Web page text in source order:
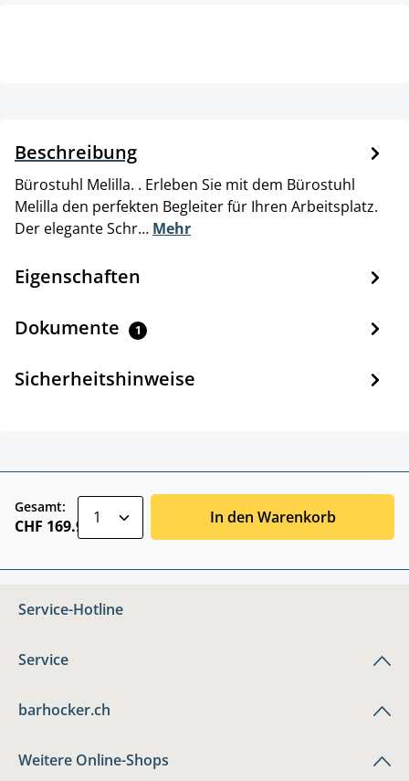
Beschreibung
Bürostuhl Melilla. . Erleben Sie mit dem Bürostuhl
Melilla den perfekten Begleiter für Ihren Arbeitsplatz.
Der elegante Schr… Mehr
Eigenschaften
Dokumente 1
Sicherheitshinweise
Gesamt:
CHF 169.90 In den Warenkorb
Service-Hotline
Service
barhocker.ch
Weitere Online-Shops